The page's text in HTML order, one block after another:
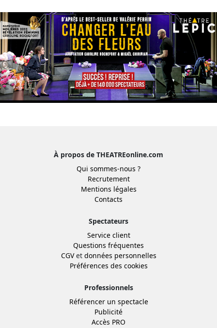
À propos de THEATREonline.com
Qui sommes-nous ?
Recrutement
Mentions légales
Contacts
Spectateurs
Service client
Questions fréquentes
CGVet données personnelles
Préférences des cookies
Professionnels
Référencer un spectacle
Publicité
Accès PRO